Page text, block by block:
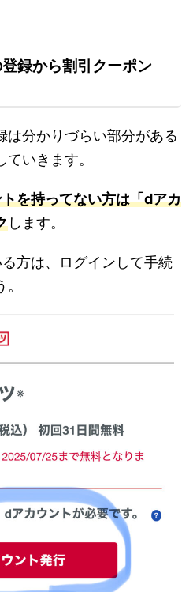
録から割引クーポン
は分かりづらい部分がある
いきます。
を持ってない方は「dアカ
します。
方は、ログインして手続